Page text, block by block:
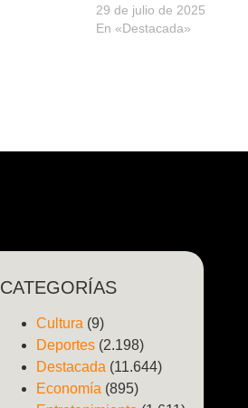
29 de julio de 2025
En «Destacada»
CATEGORÍAS
Cultura (9)
Deportes (2.198)
Destacada (11.644)
Economía (895)